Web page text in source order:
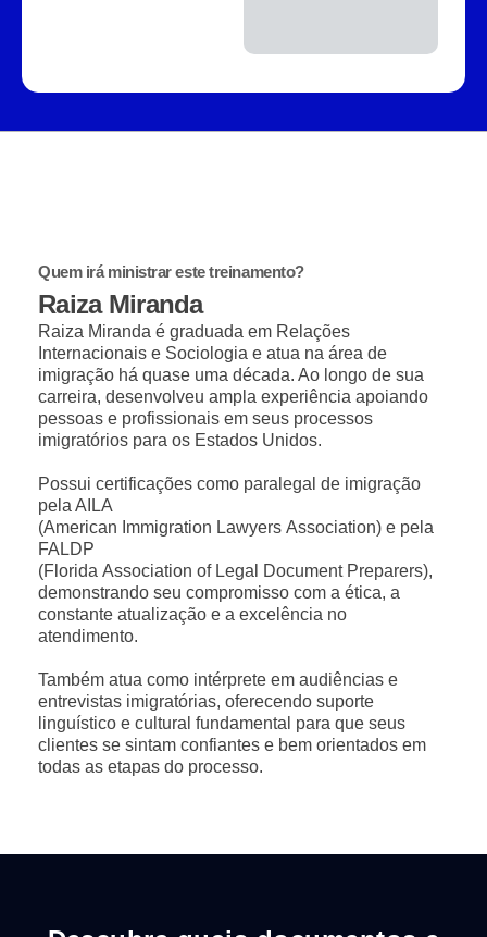
Quem irá ministrar este treinamento?
Raiza Miranda
Raiza Miranda é graduada em Relações
Internacionais e Sociologia e atua na área de
imigração há quase uma década. Ao longo de sua
carreira, desenvolveu ampla experiência apoiando
pessoas e profissionais em seus processos
imigratórios para os Estados Unidos.
Possui certificações como paralegal de imigração
pela AILA
(American Immigration Lawyers Association) e pela
FALDP
(Florida Association of Legal Document Preparers),
demonstrando seu compromisso com a ética, a
constante atualização e a excelência no
atendimento.
Também atua como intérprete em audiências e
entrevistas imigratórias, oferecendo suporte
linguístico e cultural fundamental para que seus
clientes se sintam confiantes e bem orientados em
todas as etapas do processo.